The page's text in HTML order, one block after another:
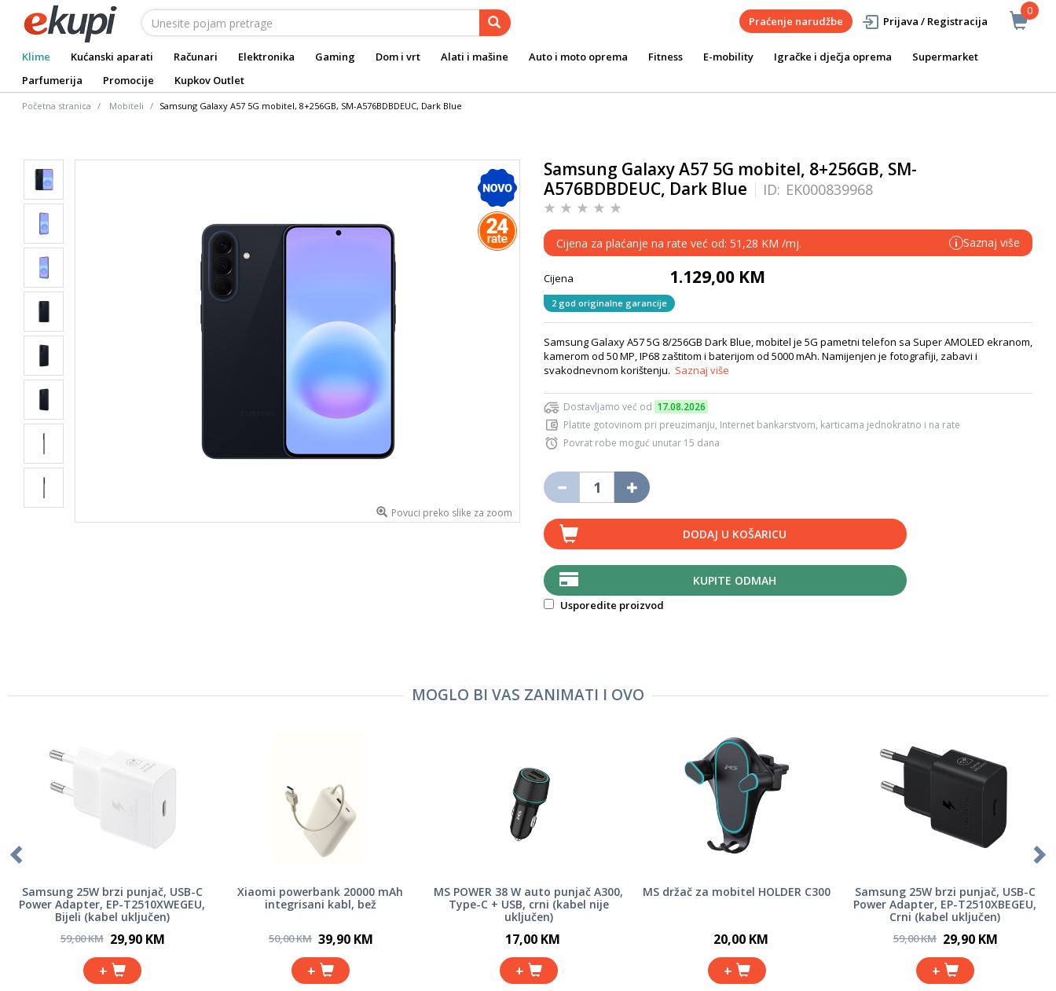
0
Praćenje narudžbe Prijava / Registracija
Klime Kućanski aparati Računari Elektronika Gaming Dom i vrt Alati i mašine Auto i moto oprema Fitness E-mobility Igračke i dječja oprema
Supermarket
Parfumerija
Promocije Kupkov Outlet
Početna stranica Mobiteli Samsung Galaxy A57 5G mobitel, 8+256GB, SM-A576BDBDEUC, Dark Blue
Povuci preko slike za zoom
Samsung Galaxy A57 5G mobitel, 8+256GB, SM-
A576BDBDEUC, Dark Blue
ID: EK000839968
Cijena za plaćanje na rate već od: 51,28 KM /mj. i Saznaj više
Cijena 1.129,00 KM
2 god originalne garancije
Samsung Galaxy A57 5G 8/256GB Dark Blue, mobitel je 5G pametni telefon sa Super AMOLED ekranom,
kamerom od 50 MP, IP68 zaštitom i baterijom od 5000 mAh. Namijenjen je fotografiji, zabavi i
svakodnevnom korištenju. Saznaj više
Dostavljamo već od 17.08.2026
Platite gotovinom pri preuzimanju, Internet bankarstvom, karticama jednokratno i na rate
Povrat robe moguć unutar 15 dana
DODAJ U KOŠARICU
KUPITE ODMAH
Usporedite proizvod
MOGLO BI VAS ZANIMATI I OVO
Samsung 25W brzi punjač, USB-C
Power Adapter, EP-T2510XWEGEU,
Bijeli (kabel uključen)
59,00 KM 29,90 KM
+
Xiaomi powerbank 20000 mAh
integrisani kabl, bež
50,00 KM 39,90 KM
+
MS POWER 38 W auto punjač A300,
Type-C + USB, crni (kabel nije
uključen)
17,00 KM
+
MS držač za mobitel HOLDER C300
20,00 KM
+
Samsung 25W brzi punjač, USB-C
Power Adapter, EP-T2510XBEGEU,
Crni (kabel uključen)
59,00 KM 29,90 KM
+